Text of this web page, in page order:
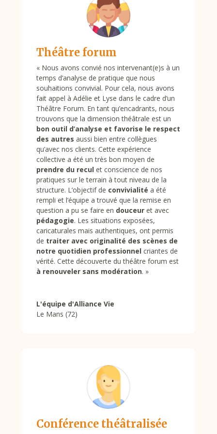
Théâtre forum
« Nous avons convié nos intervenant(e)s à un
temps d’analyse de pratique que nous
souhaitions convivial. Pour cela, nous avons
fait appel à Adélie et Lyse dans le cadre d’un
Théâtre Forum. En tant qu’encadrants, nous
trouvons que la dimension théâtrale est un
bon outil d’analyse et favorise le respect
des autres aussi bien entre collègues
qu’avec nos clients. Cette expérience
collective a été un très bon moyen de
prendre du reculet conscience de nos
pratiques sur le terrain à tout niveau de la
structure. L’objectif de convivialité a été
rempli et l’équipe a trouvé que la remise en
question a pu se faire en douceuret avec
pédagogie. Les situations exposées,
caricaturales mais authentiques, ont permis
de traiter avec originalité des scènes de
notre quotidien professionnelcriantes de
vérité. Cette découverte du théâtre forum est
à renouveler sans modération. »
L'équipe d'Alliance Vie
Le Mans (72)
Conférence théâtralisée